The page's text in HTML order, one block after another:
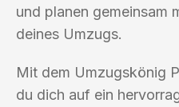
und planen gemeinsam
deines Umzugs.
Mit dem Umzugskönig
du dich auf ein